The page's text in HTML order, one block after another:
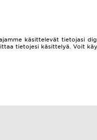
käsittelevät tietojasi
tietojesi käsittelyä. Voit